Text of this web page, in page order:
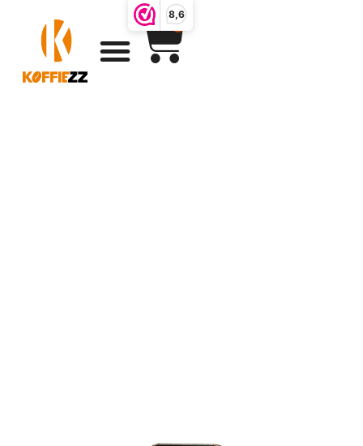
8,6
0